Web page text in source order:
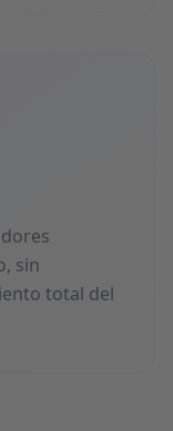
sin
total del